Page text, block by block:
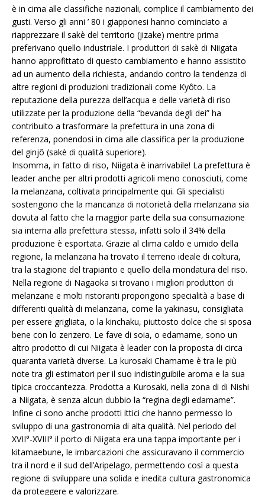
è in cima alle classifiche nazionali, complice il cambiamento dei
gusti. Verso gli anni ’ 80 i giapponesi hanno cominciato a
riapprezzare il sakè del territorio (jizake) mentre prima
preferivano quello industriale. I produttori di sakè di Niigata
hanno approfittato di questo cambiamento e hanno assistito
ad un aumento della richiesta, andando contro la tendenza di
altre regioni di produzioni tradizionali come Kyôto. La
reputazione della purezza dell’acqua e delle varietà di riso
utilizzate per la produzione della “bevanda degli dei” ha
contribuito a trasformare la prefettura in una zona di
referenza, ponendosi in cima alle classifica per la produzione
del ginjô (sakè di qualità superiore).
Insomma, in fatto di riso, Niigata è inarrivabile! La prefettura è
leader anche per altri prodotti agricoli meno conosciuti, come
la melanzana, coltivata principalmente qui. Gli specialisti
sostengono che la mancanza di notorietà della melanzana sia
dovuta al fatto che la maggior parte della sua consumazione
sia interna alla prefettura stessa, infatti solo il 34% della
produzione è esportata. Grazie al clima caldo e umido della
regione, la melanzana ha trovato il terreno ideale di coltura,
tra la stagione del trapianto e quello della mondatura del riso.
Nella regione di Nagaoka si trovano i migliori produttori di
melanzane e molti ristoranti propongono specialità a base di
differenti qualità di melanzana, come la yakinasu, consigliata
per essere grigliata, o la kinchaku, piuttosto dolce che si sposa
bene con lo zenzero. Le fave di soia, o edamame, sono un
altro prodotto di cui Niigata è leader con la proposta di circa
quaranta varietà diverse. La kurosaki Chamame è tra le più
note tra gli estimatori per il suo indistinguibile aroma e la sua
tipica croccantezza. Prodotta a Kurosaki, nella zona di di Nishi
a Niigata, è senza alcun dubbio la “regina degli edamame”.
Infine ci sono anche prodotti ittici che hanno permesso lo
sviluppo di una gastronomia di alta qualità. Nel periodo del
XVII°-XVIII° il porto di Niigata era una tappa importante per i
kitamaebune, le imbarcazioni che assicuravano il commercio
tra il nord e il sud dell’Aripelago, permettendo così a questa
regione di sviluppare una solida e inedita cultura gastronomica
da proteggere e valorizzare.